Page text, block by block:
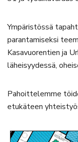
Ympäristössä
parantamiseksi
Kasavuorentien ja
läheisyydessä,
Pahoittelemme
etukäteen